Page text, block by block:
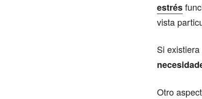
estrés
vista
Si existiera
Otro